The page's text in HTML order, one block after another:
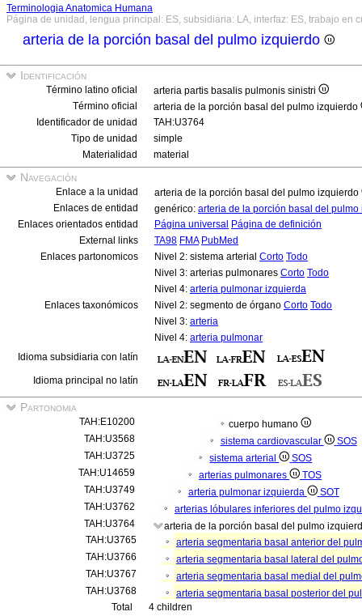
Terminologia Anatomica Humana
Página de unidad, lengua principal: ES, subsidiaria: LA, interfaz: ES, trabajo en
arteria de la porción basal del pulmo izquierdo
Identificación
Término latino oficial
arteria partis basalis pulmonis sinistri
Término oficial
arteria de la porción basal del pulmo izquierdo
Identificador de unidad
TAH:U3764
Tipo de unidad
simple
Materialidad
material
Navegación
Enlace a la unidad
arteria de la porción basal del pulmo izquierdo
Enlaces de entidad
genérico: arteria de la porción basal del
Enlaces orientados entidad
Página universal Página de definición
External links
TA98 FMA PubMed
Enlaces partonomicos
Nivel 2: sistema arterial Corto Todo
Nivel 3: arterias pulmonares Corto Todo
Nivel 4: arteria pulmonar izquierda
Enlaces taxonómicos
Nivel 2: segmento de órgano Corto Todo
Nivel 3: arteria
Nivel 4: arteria pulmonar
Idioma subsidiaria con latín
Idioma principal no latín
Partonomia
TAH:E10200
cuerpo humano
TAH:U3568
sistema cardiovascular
SOS
TAH:U3725
sistema arterial
SOS
TAH:U14659
arterias pulmonares
TOS
TAH:U3749
arteria pulmonar izquierda
SOT
TAH:U3762
arterias lóbulares inferiores del pulmo
TAH:U3764
arteria de la porción basal del pulmo
TAH:U3765
arteria segmentaria basal anterior del
TAH:U3766
arteria segmentaria basal lateral del
TAH:U3767
arteria segmentaria basal medial del
TAH:U3768
arteria segmentaria basal posterior del
Total
4 children